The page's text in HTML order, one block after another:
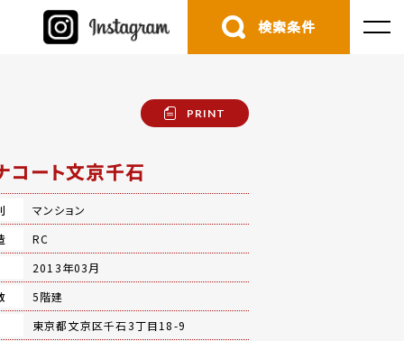
検索条件
PRINT
コート文京千石
マンション
RC
2013年03月
5階建
東京都文京区千石3丁目18-9